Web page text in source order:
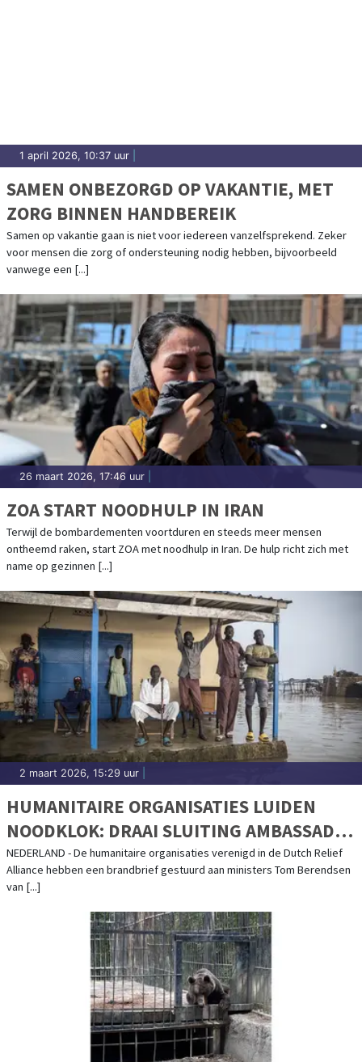
1 april 2026, 10:37 uur
SAMEN ONBEZORGD OP VAKANTIE, MET
ZORG BINNEN HANDBEREIK
Samen op vakantie gaan is niet voor iedereen vanzelfsprekend. Zeker
voor mensen die zorg of ondersteuning nodig hebben, bijvoorbeeld
vanwege een [...]
26 maart 2026, 17:46 uur
ZOA START NOODHULP IN IRAN
Terwijl de bombardementen voortduren en steeds meer mensen
ontheemd raken, start ZOA met noodhulp in Iran. De hulp richt zich met
name op gezinnen [...]
2 maart 2026, 15:29 uur
HUMANITAIRE ORGANISATIES LUIDEN
NOODKLOK: DRAAI SLUITING AMBASSADE
ZUID-SOEDAN TERUG
NEDERLAND - De humanitaire organisaties verenigd in de Dutch Relief
Alliance hebben een brandbrief gestuurd aan ministers Tom Berendsen
van [...]